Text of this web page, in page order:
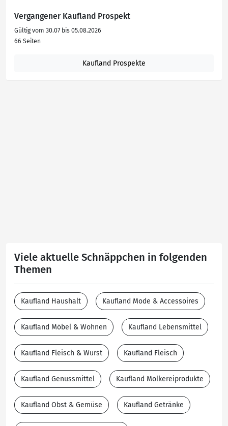
Vergangener Kaufland Prospekt
Gültig vom 30.07 bis 05.08.2026
66 Seiten
Kaufland Prospekte
Viele aktuelle Schnäppchen in folgenden
Themen
Kaufland Haushalt Kaufland Mode & Accessoires
Kaufland Möbel & Wohnen Kaufland Lebensmittel
Kaufland Fleisch & Wurst Kaufland Fleisch
Kaufland Genussmittel Kaufland Molkereiprodukte
Kaufland Obst & Gemüse Kaufland Getränke